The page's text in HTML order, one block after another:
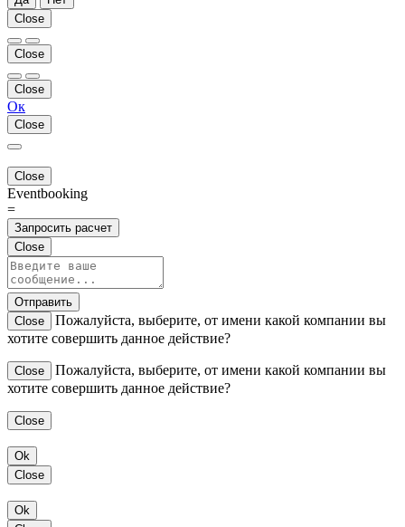
Close
Close
Close
Ок
Close
Close
Eventbooking
=
Запросить расчет
Close
Отправить
Close
Пожалуйста, выберите, от имени какой компании вы
хотите совершить данное действие?
Close
Пожалуйста, выберите, от имени какой компании вы
хотите совершить данное действие?
Close
Ok
Close
Ok